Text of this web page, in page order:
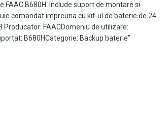
FAAC B680H. Include suport de montare si
comandat impreuna cu kit-ul de baterie de 24
Producator: FAACDomeniu de utilizare:
B680HCategorie: Backup baterie"